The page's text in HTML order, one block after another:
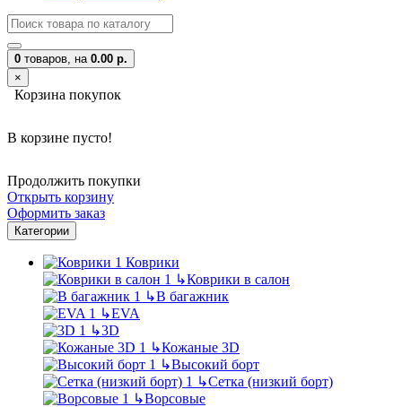
0 товаров, на 0.00 р.
×
Корзина покупок
В корзине пусто!
Продолжить покупки
Открыть корзину
Оформить заказ
Категории
Коврики
↳Коврики в салон
↳В багажник
↳EVA
↳3D
↳Кожаные 3D
↳Высокий борт
↳Сетка (низкий борт)
↳Ворсовые